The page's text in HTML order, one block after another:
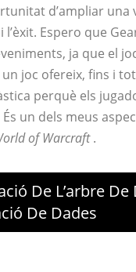
d’ampliar una
Espero que
ja que el
joc ofereix, fins i
perquè els
un dels meus
of Warcraft.
De L’arbre De
De Dades